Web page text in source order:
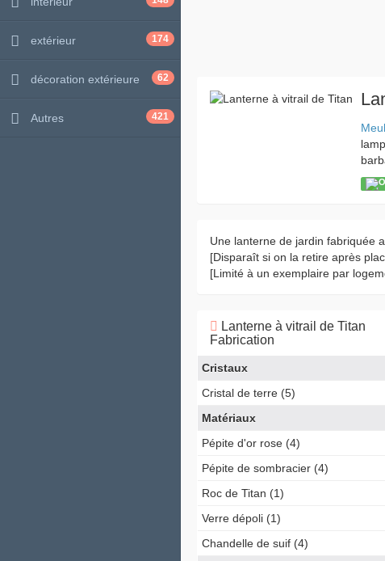
Une lanterne de jardin fabriquée
[Disparaît si on la retire après
[Limité à un exemplaire par
Lanterne à vitrail de Titan
Fabrication
Cristaux
Cristal de terre (5)
Matériaux
Pépite d'or rose (4)
Pépite de sombracier (4)
Roc de Titan (1)
Verre dépoli (1)
Chandelle de suif (4)
extérieur 174
décoration extérieure 62
Autres 421